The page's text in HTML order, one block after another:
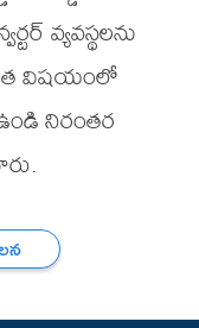
వ్యవస్థలను
విషయంలో
నిరంతర